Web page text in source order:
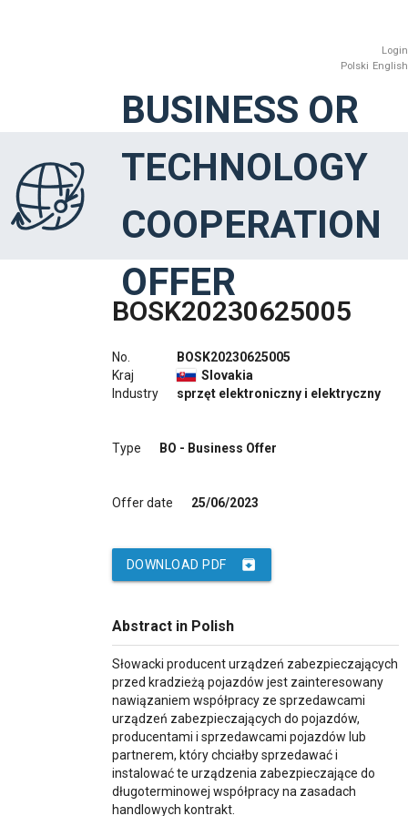
Login
Polski English
BUSINESS OR
TECHNOLOGY
COOPERATION
OFFER
BOSK20230625005
No.
Kraj
Industry
BOSK20230625005
Slovakia
sprzęt elektroniczny i elektryczny
Type BO - Business Offer
Offer date 25/06/2023
archive
DOWNLOAD PDF
Abstract in Polish
Słowacki producent urządzeń zabezpieczających
przed kradzieżą pojazdów jest zainteresowany
nawiązaniem współpracy ze sprzedawcami
urządzeń zabezpieczających do pojazdów,
producentami i sprzedawcami pojazdów lub
partnerem, który chciałby sprzedawać i
instalować te urządzenia zabezpieczające do
długoterminowej współpracy na zasadach
handlowych kontrakt.